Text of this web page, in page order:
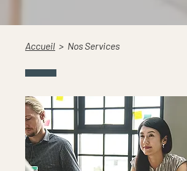
Accueil > Nos Services